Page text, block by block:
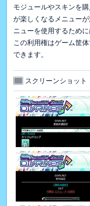
モジュールやスキンを
が楽しくなるメニュー
ニューを使用するため
この利用権はゲーム筐
できます。
スクリーンショット